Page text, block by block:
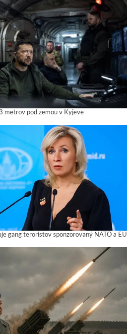
metrov pod zemou v Kyjeve
gang teroristov sponzorovaný NATO a EÚ